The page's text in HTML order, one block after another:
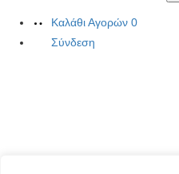
Καλάθι Αγορών 0
Σύνδεση